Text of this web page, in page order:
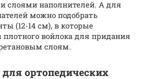
слоями наполнителей. А для
можно подобрать
(12-14 см), в которые
войлока для придания
слоям.
ортопедических